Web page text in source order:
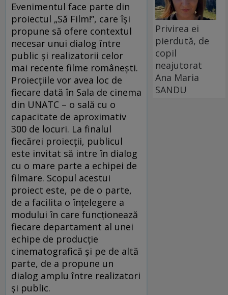
Evenimentul face parte din
proiectul „Să Film!”, care îşi
propune să ofere contextul
necesar unui dialog între
public şi realizatorii celor
mai recente filme româneşti.
Proiecţiile vor avea loc de
fiecare dată în Sala de cinema
din UNATC – o sală cu o
capacitate de aproximativ
300 de locuri. La finalul
fiecărei proiecţii, publicul
este invitat să intre în dialog
cu o mare parte a echipei de
filmare. Scopul acestui
proiect este, pe de o parte,
de a facilita o înţelegere a
modului în care funcţionează
fiecare departament al unei
echipe de producţie
cinematografică şi pe de altă
parte, de a propune un
dialog amplu între realizatori
şi public.
Privirea ei
pierdută, de
copil
neajutorat
Ana Maria
SANDU